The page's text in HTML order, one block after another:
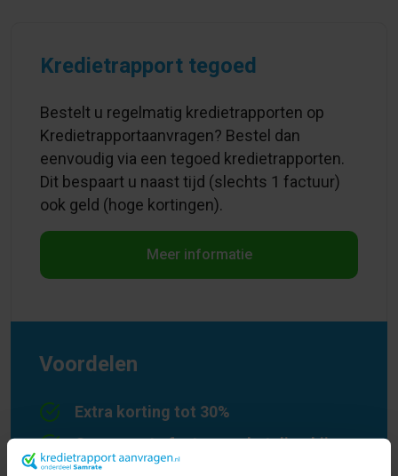
Kredietrapport tegoed
Bestelt u regelmatig kredietrapporten op
Kredietrapportaanvragen? Bestel dan
eenvoudig via een tegoed kredietrapporten.
Dit bespaart u naast tijd (slechts 1 factuur)
ook geld (hoge kortingen).
Meer informatie
Voordelen
Extra korting tot 30%
Geen aparte factuur en betaling bij
iedere bestelling